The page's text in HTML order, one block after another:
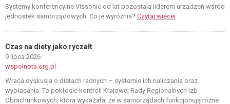
Systemy konferencyjne Vissonic od lat pozostają liderem urządzeń wśród
jednostek samorządowych. Co je wyróżnia? Czytaj więcej
Czas na diety jako ryczałt
9 lipca 2026
wspolnota.org.pl
Wraca dyskusja o dietach radnych – systemie ich naliczania oraz
wypłacania. To pokłosie kontroli Krajowej Rady Regionalnych Izb
Obrachunkowych, która wykazała, że w samorządach funkcjonują różne